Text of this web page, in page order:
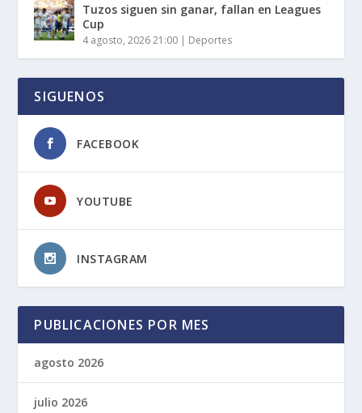
Tuzos siguen sin ganar, fallan en Leagues
Cup
4 agosto, 2026 21:00 | Deportes
SIGUENOS
FACEBOOK
YOUTUBE
INSTAGRAM
PUBLICACIONES POR MES
agosto 2026
julio 2026